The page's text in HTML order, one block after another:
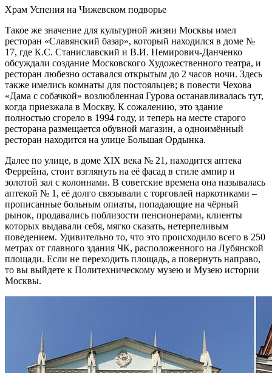
Храм Успения на Чижевском подворье
Такое же значение для культурной жизни Москвы имел
ресторан «Славянский базар», который находился в доме №
17, где К.С. Станиславский и В.И. Немирович-Данченко
обсуждали создание Московского Художественного театра, и
ресторан любезно оставался открытым до 2 часов ночи. Здесь
также имелись комнаты для постояльцев; в повести Чехова
«Дама с собачкой» возлюбленная Гурова останавливалась тут,
когда приезжала в Москву. К сожалению, это здание
полностью сгорело в 1994 году, и теперь на месте старого
ресторана размещается обувной магазин, а одноимённый
ресторан находится на улице Большая Ордынка.
Далее по улице, в доме XIX века № 21, находится аптека
Феррейна, стоит взглянуть на её фасад в стиле ампир и
золотой зал с колоннами. В советские времена она называлась
аптекой № 1, её долго связывали с торговлей наркотиками –
прописанные больным опиаты, попадающие на чёрный
рынок, продавались поблизости пенсионерами, клиенты
которых выдавали себя, мягко сказать, нетерпеливым
поведением. Удивительно то, что это происходило всего в 250
метрах от главного здания ЧК, расположенного на Лубянской
площади. Если не переходить площадь, а повернуть направо,
то вы выйдете к Политехническому музею и Музею истории
Москвы.